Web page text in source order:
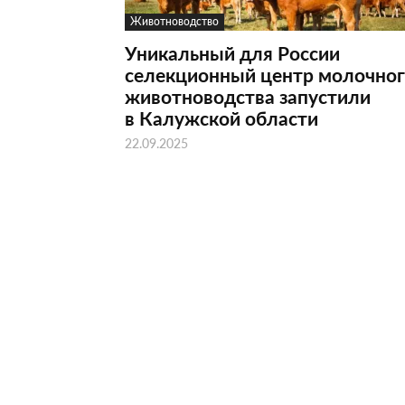
Животноводство
Уникальный для России
селекционный центр
животноводства запустили
в Калужской области
22.09.2025